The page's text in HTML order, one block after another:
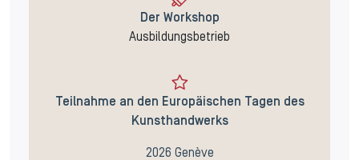
Der Workshop
Ausbildungsbetrieb
Teilnahme an den Europäischen Tagen des
Kunsthandwerks
2026 Genève